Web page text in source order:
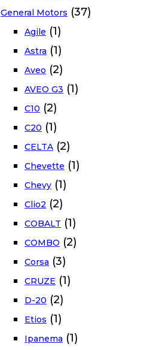
General Motors (37)
Agile (1)
Astra (1)
Aveo (2)
AVEO G3 (1)
C10 (2)
C20 (1)
CELTA (2)
Chevette (1)
Chevy (1)
Clio2 (2)
COBALT (1)
COMBO (2)
Corsa (3)
CRUZE (1)
D-20 (2)
Etios (1)
Ipanema (1)